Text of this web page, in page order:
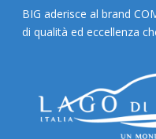
BIG aderisce al brand
di qualità ed eccellenza